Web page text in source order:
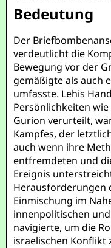
Bedeutung
Der
verdeutlicht die
Bewegung vor der
gemäßigte als auch
umfasste. Lehis
Persönlichkeiten
Gurion verurteilt,
Kampfes, der
auch wenn ihre
entfremdeten und
Ereignis
Herausforderungen
Einmischung im
innenpolitischen
navigierte, um die
israelischen Konflikt